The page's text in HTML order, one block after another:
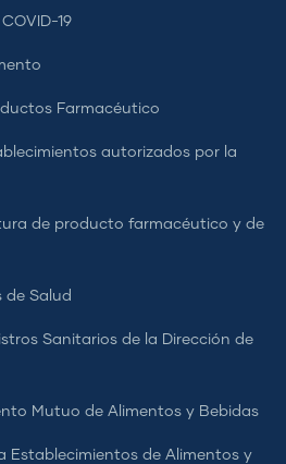
19
Farmacéutico
autorizados por la
de producto farmacéutico y de
de Salud
Sanitarios de la Dirección de
Mutuo de Alimentos y Bebidas
Establecimientos de Alimentos y